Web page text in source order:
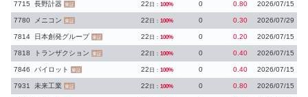
7715 長野計器 東証 22 日： 100% 0 0.80 2026/07/15
7780 メニコン 東証 22 日： 100% 0 0.30 2026/07/29
7814 日本創発グループ 東証 22 日： 100% 0 0.20 2026/07/15
7818 トランザクション 東証 22 日： 100% 0 0.40 2026/07/15
7846 パイロット 東証 22 日： 100% 0 0.40 2026/07/15
7931 未来工業 東証 22 日： 100% 0 0.80 2026/07/15